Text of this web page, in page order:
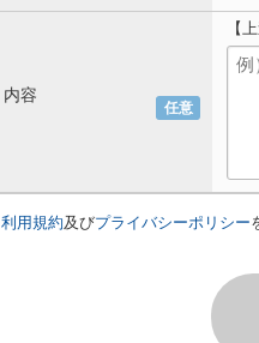
任意
内容
【
利用規約及びプライバシーポリシー